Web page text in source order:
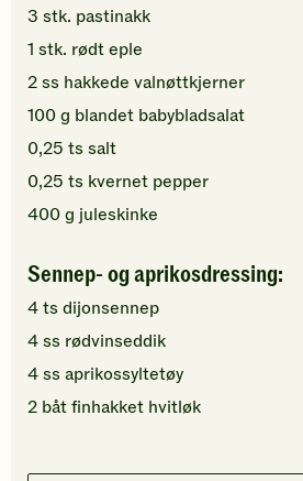
3 stk. pastinakk
1 stk. rødt eple
2ss hakkede valnøttkjerner
100g blandet babybladsalat
0,25 ts salt
0,25 ts kvernet pepper
400g juleskinke
Sennep- og aprikosdressing:
4ts dijonsennep
4ss rødvinseddik
4ss aprikossyltetøy
2 båtfinhakket hvitløk